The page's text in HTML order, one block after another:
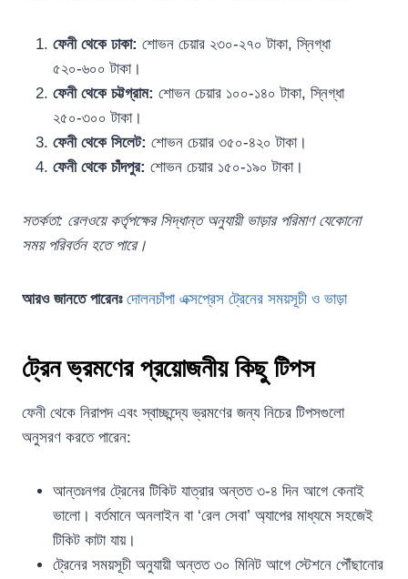
ফেনী থেকে ঢাকা: শোভন চেয়ার ২৩০-২৭০ টাকা, স্নিগ্ধা
৫২০-৬০০ টাকা।
ফেনী থেকে চট্টগ্রাম: শোভন চেয়ার ১০০-১৪০ টাকা, স্নিগ্ধা
২৫০-৩০০ টাকা।
ফেনী থেকে সিলেট: শোভন চেয়ার ৩৫০-৪২০ টাকা।
ফেনী থেকে চাঁদপুর: শোভন চেয়ার ১৫০-১৯০ টাকা।
সতর্কতা: রেলওয়ে কর্তৃপক্ষের সিদ্ধান্ত অনুযায়ী ভাড়ার পরিমাণ যেকোনো
সময় পরিবর্তন হতে পারে।
আরও জানতে পারেনঃ দোলনচাঁপা এক্সপ্রেস ট্রেনের সময়সূচী ও ভাড়া
ট্রেন ভ্রমণের প্রয়োজনীয় কিছু টিপস
ফেনী থেকে নিরাপদ এবং স্বাচ্ছন্দ্যে ভ্রমণের জন্য নিচের টিপসগুলো
অনুসরণ করতে পারেন:
আন্তঃনগর ট্রেনের টিকিট যাত্রার অন্তত ৩-৪ দিন আগে কেনাই
ভালো। বর্তমানে অনলাইন বা ‘রেল সেবা’ অ্যাপের মাধ্যমে সহজেই
টিকিট কাটা যায়।
ট্রেনের সময়সূচী অনুযায়ী অন্তত ৩০ মিনিট আগে স্টেশনে পৌঁছানোর